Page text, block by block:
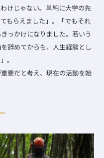
けじゃない。単純に大学の先
もらえました」。「でもそれ
っかけになりました。若いう
辞めてからも、人生経験とし
。
要だと考え、現在の活動を始